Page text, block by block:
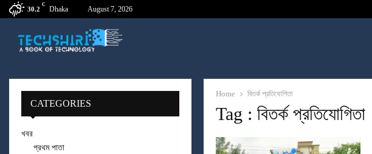
30.2
C
Dhaka August 7, 2026
Home বিতর্ক প্রতিযোগিতা
Tag : বিতর্ক প্রতিযোগিতা
CATEGORIES
খবর
প্রথম পাতা